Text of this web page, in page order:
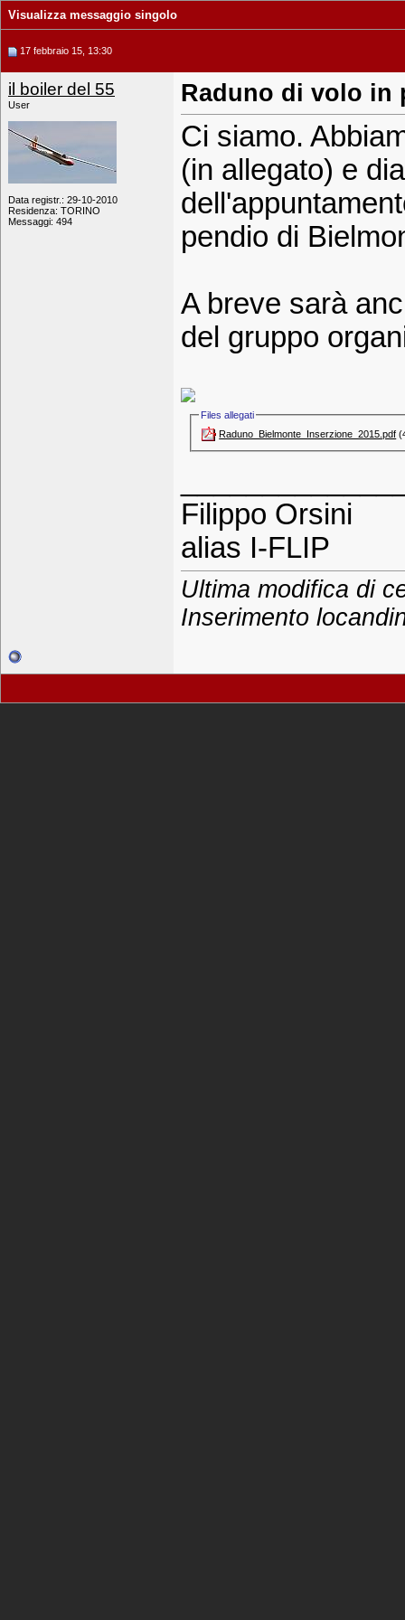
Visualizza messaggio singolo
17 febbraio 15, 13:30
il boiler del 55
User
Data registr.: 29-10-2010
Residenza: TORINO
Messaggi: 494
Raduno di volo in
Ci siamo.
(in allegato) e
pendio di
A breve sarà
del gruppo
Files allegati
Raduno_Bielmonte_Inserzione_2015.pdf‎
Filippo Orsini
alias I-FLIP
Ultima modifica di
Inserimento